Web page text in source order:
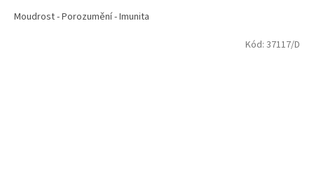
Moudrost - Porozumění - Imunita
Kód: 37117/D